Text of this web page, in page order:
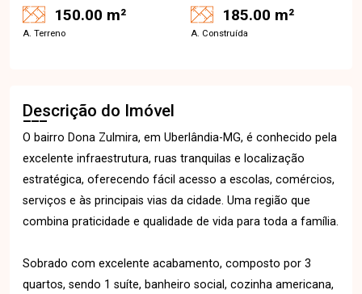
150.00 m²
A. Terreno
185.00 m²
A. Construída
Descrição do Imóvel
O bairro Dona Zulmira, em Uberlândia-MG, é conhecido pela
excelente infraestrutura, ruas tranquilas e localização
estratégica, oferecendo fácil acesso a escolas, comércios,
serviços e às principais vias da cidade. Uma região que
combina praticidade e qualidade de vida para toda a família.
Sobrado com excelente acabamento, composto por 3
quartos, sendo 1 suíte, banheiro social, cozinha americana,